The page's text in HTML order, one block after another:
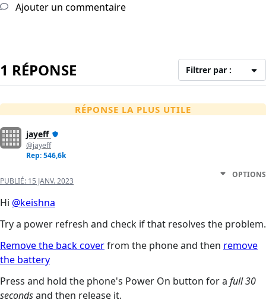
Ajouter un commentaire
1 RÉPONSE Filtrer par :
RÉPONSE LA PLUS UTILE
jayeff
@jayeff
Rep: 546,6k
PUBLIÉ: 15 JANV. 2023
OPTIONS
Hi @keishna
Try a power refresh and check if that resolves the problem.
Remove the back coverfrom the phone and then remove
the battery
Press and hold the phone's Power On button for a full 30
secondsand then release it.